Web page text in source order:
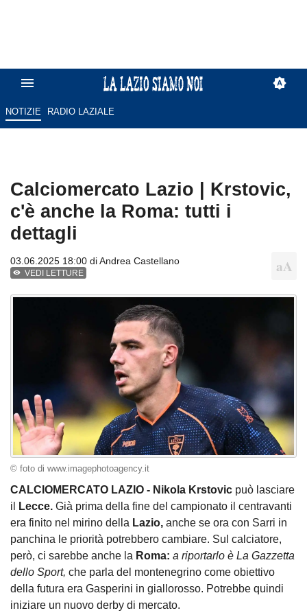
NOTIZIE RADIO LAZIALE
Calciomercato Lazio | Krstovic,
c'è anche la Roma: tutti i
dettagli
03.06.2025 18:00 diAndrea Castellano
VEDI LETTURE
© foto di www.imagephotoagency.it
CALCIOMERCATO LAZIO - Nikola Krstovic può lasciare
il
Lecce. Già prima della fine del campionato il centravanti
era finito nel mirino della Lazio, anche se ora con Sarri in
panchina le priorità potrebbero cambiare. Sul calciatore,
però, ci sarebbe anche la Roma: a riportarlo è La Gazzetta
dello Sport, che parla del montenegrino come obiettivo
della futura era Gasperini in giallorosso. Potrebbe quindi
iniziare un nuovo derby di mercato.